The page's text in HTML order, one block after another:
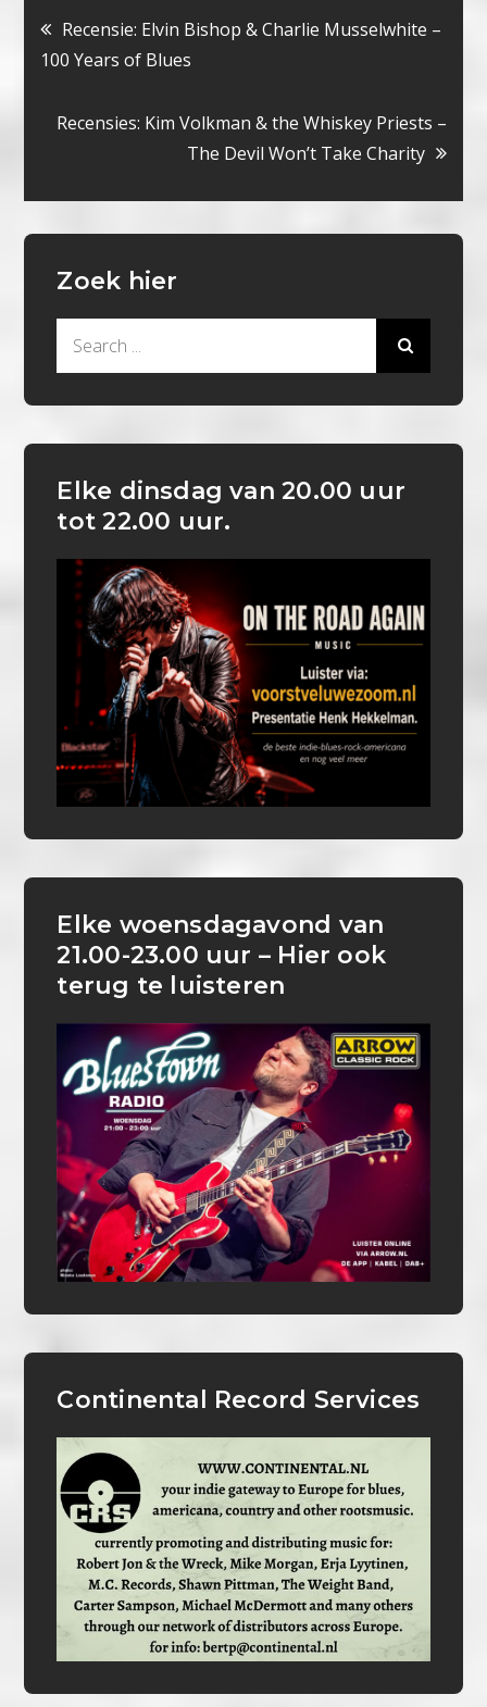
Bericht
navigatie
Recensie: Elvin Bishop & Charlie Musselwhite –
100 Years of Blues
Recensies: Kim Volkman & the Whiskey Priests –
The Devil Won’t Take Charity
Zoek hier
Elke dinsdag van 20.00 uur
tot 22.00 uur.
Elke woensdagavond van
21.00-23.00 uur – Hier ook
terug te luisteren
Continental Record Services